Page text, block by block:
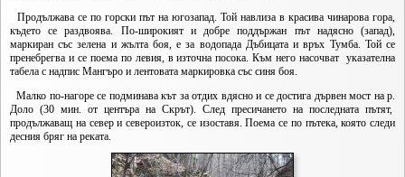
Продължава се по горски път на югозапад. Той навлиза в красива чинарова гора,
където се раздвоява. По-широкият и добре поддържан път надясно (запад),
маркиран със зелена и жълта боя, е за водопада Дъбицата и връх Тумба. Той се
пренебрегва и се поема по левия, в източна посока. Към него насочват указателна
табела с надпис Мангъро и лентовата маркировка със синя боя.
Малко по-нагоре се подминава кът за отдих вдясно и се достига дървен мост на р.
Доло (30 мин. от центъра на Скрът). След пресичането на последната пътят,
продължаващ на север и североизток, се изоставя. Поема се по пътека, която следи
десния бряг на реката.